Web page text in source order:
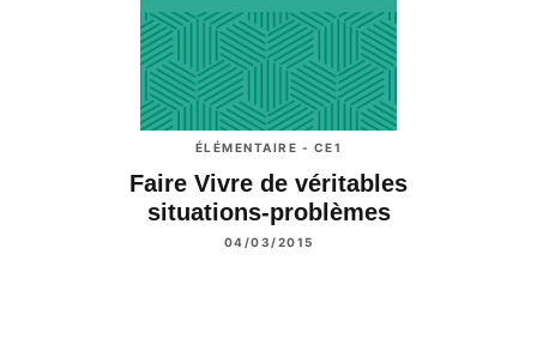
ÉLÉMENTAIRE - CE1
Faire Vivre de véritables
situations-problèmes
04/03/2015